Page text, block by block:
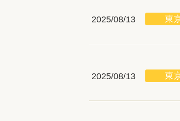
2025/08/13 東
2025/08/13 東